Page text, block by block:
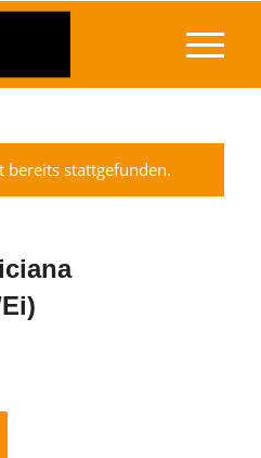
bereits stattgefunden.